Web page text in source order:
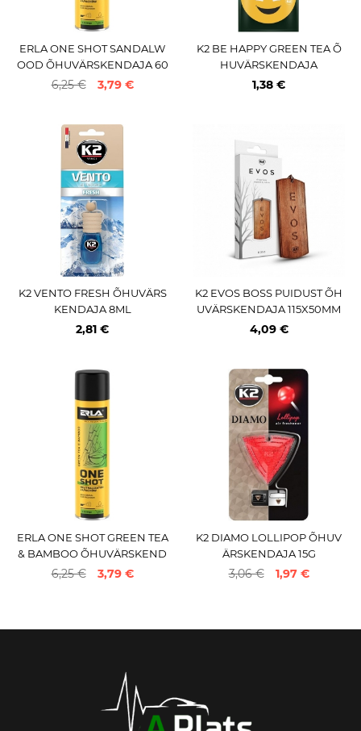
ERLA ONE SHOT SANDALW
OOD ÕHUVÄRSKENDAJA 60
0ML
6,25 € 3,79 €
K2 BE HAPPY GREEN TEA Õ
HUVÄRSKENDAJA
1,38 €
K2 VENTO FRESH ÕHUVÄRS
KENDAJA 8ML
2,81 €
K2 EVOS BOSS PUIDUST ÕH
UVÄRSKENDAJA 115X50MM
4,09 €
ERLA ONE SHOT GREEN TEA
& BAMBOO ÕHUVÄRSKEND
AJA 600ML
6,25 € 3,79 €
K2 DIAMO LOLLIPOP ÕHUV
ÄRSKENDAJA 15G
3,06 € 1,97 €